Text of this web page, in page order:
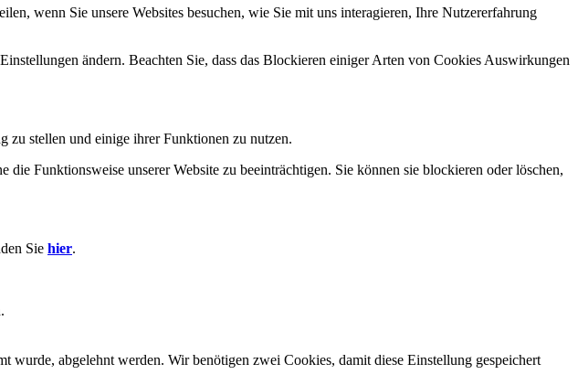
wenn Sie unsere Websites besuchen, wie Sie mit uns interagieren, Ihre Nutzererfahrung
ändern. Beachten Sie, dass das Blockieren einiger Arten von Cookies Auswirkungen
zu stellen und einige ihrer Funktionen zu nutzen.
Funktionsweise unserer Website zu beeinträchtigen. Sie können sie blockieren oder löschen,
Sie hier.
abgelehnt werden. Wir benötigen zwei Cookies, damit diese Einstellung gespeichert